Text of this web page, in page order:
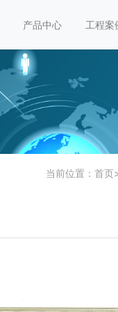
产品中心 工程案
当前位置： 首页